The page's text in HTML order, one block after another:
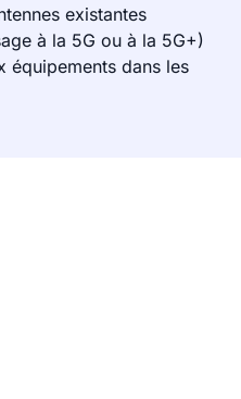
existantes
à la 5G ou à la 5G+)
équipements dans les